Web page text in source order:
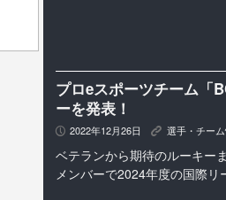
プロeスポーツチーム「
ーを発表！
P 2022年12月26日 K 選手・チー
ベテランから期待のルーキー
メンバーで2024年度の国際リ